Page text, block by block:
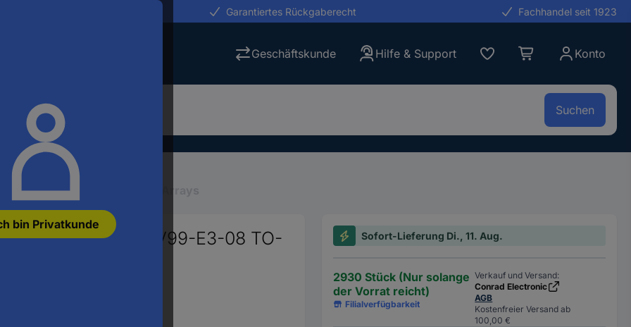
bin Privatkunde
Garantiertes Rückgaberecht Fachhandel seit 1923
Geschäftskunde Hilfe & Support Konto
Suchen
Gleichrichter-Dioden-Arrays
150 mA BAV99-E3-08 TO-
Sofort-Lieferung Di., 11. Aug.
2930 Stück (Nur solange
der Vorrat reicht)
Filialverfügbarkeit
Verkauf und Versand:
Conrad Electronic
AGB
Kostenfreier Versand ab
100,00 €